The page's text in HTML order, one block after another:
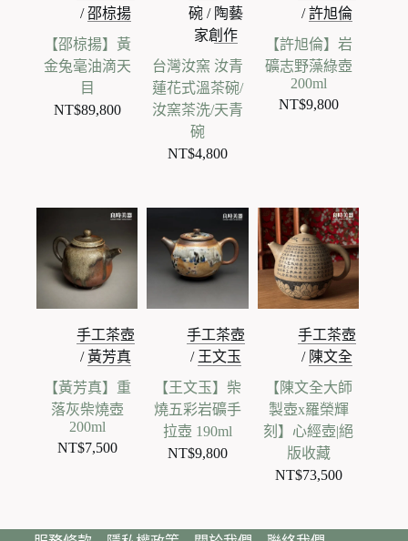
/邵椋揚
【邵椋揚】黃
金兔毫油滴天
目
NT$89,800
碗 / 陶藝
家創作
台灣汝窯 汝青
蓮花式溫茶碗/
汝窯茶洗/天青
碗
NT$4,800
/許旭倫
【許旭倫】岩
礦志野藻綠壺
200ml
NT$9,800
手工茶壺
/ 黃芳真
【黃芳真】重
落灰柴燒壺
200ml
NT$7,500
手工茶壺
/ 王文玉
【王文玉】柴
燒五彩岩礦手
拉壺 190ml
NT$9,800
手工茶壺
/ 陳文全
【陳文全大師
製壺x羅榮輝
刻】心經壺|絕
版收藏
NT$73,500